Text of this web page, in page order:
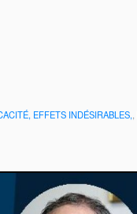
EFFETS INDÉSIRABLES,,